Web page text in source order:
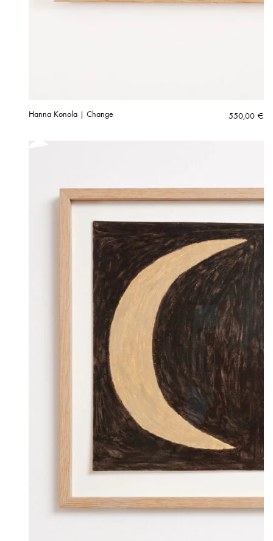
Hanna Konola | Change 550,00 €